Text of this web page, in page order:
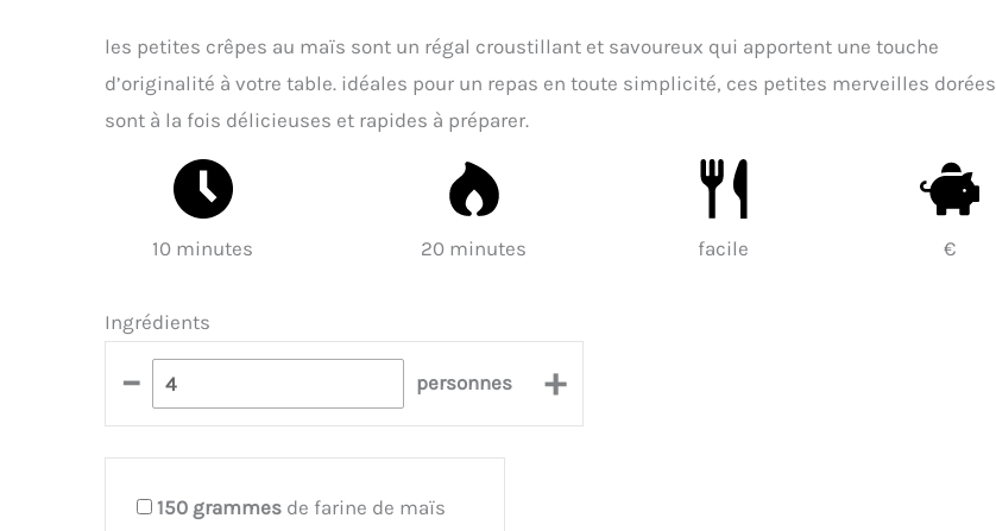
les petites crêpes au maïs sont un régal croustillant et savoureux qui apportent une touche
d’originalité à votre table. idéales pour un repas en toute simplicité, ces petites merveilles dorées
sont à la fois délicieuses et rapides à préparer.
10 minutes 20 minutes facile €
Ingrédients
– personnes +
150 grammes de farine de maïs